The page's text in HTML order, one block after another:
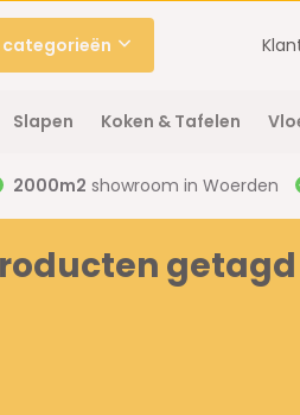
categorieën
Slapen Koken & Tafelen
2000m2 showroom in Woerden